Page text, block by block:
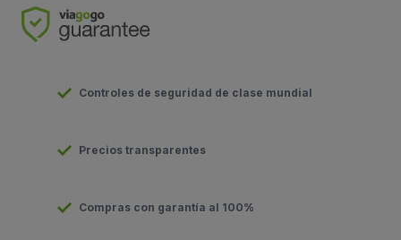
Controles de seguridad de clase mundial
Precios transparentes
Compras con garantía al 100%